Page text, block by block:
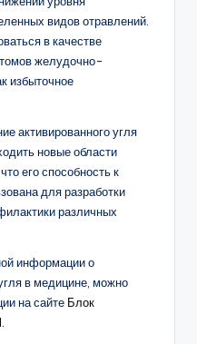
видов отравлений.
в качестве
желудочно-
избыточное
активированного угля
новые области
его способность к
для разработки
различных
информации о
в медицине, можно
на сайте Блок